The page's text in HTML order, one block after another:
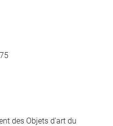
des Objets d'art du